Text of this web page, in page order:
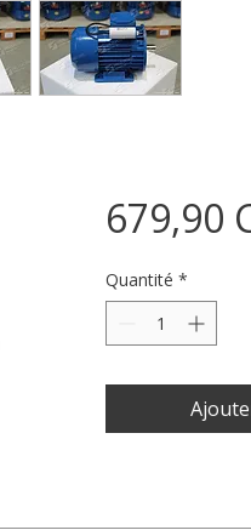
679,90
Quantité *